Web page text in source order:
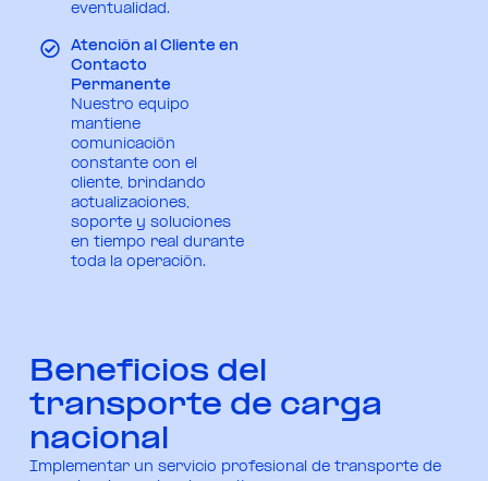
eventualidad.
Atención al Cliente en
Contacto
Permanente
Nuestro equipo
mantiene
comunicación
constante con el
cliente, brindando
actualizaciones,
soporte y soluciones
en tiempo real durante
toda la operación.
Beneficios del
transporte de carga
nacional
Implementar un servicio profesional de transporte de